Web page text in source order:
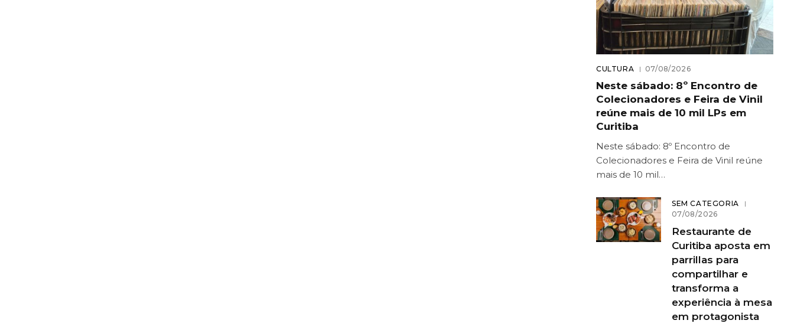
CULTURA 07/08/2026
Neste sábado: 8º Encontro de
Colecionadores e Feira de Vinil
reúne mais de 10 mil LPs em
Curitiba
Neste sábado: 8º Encontro de
Colecionadores e Feira de Vinil reúne
mais de 10 mil…
SEM CATEGORIA
07/08/2026
Restaurante de
Curitiba aposta em
parrillas para
compartilhar e
transforma a
experiência à mesa
em protagonista